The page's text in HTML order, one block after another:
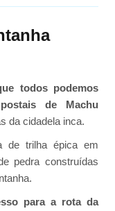
todos podemos
de Machu
da cidadela inca.
de trilha épica em
pedra construídas
para a rota da